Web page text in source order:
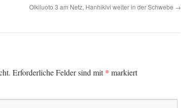
Olkiluoto 3 am Netz, Hanhikivi weiter in der Schwebe →
Erforderliche Felder sind mit* markiert